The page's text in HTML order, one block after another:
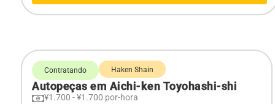
Contratando Haken Shain
Autopeças em Aichi-ken Toyohashi-shi
¥1.700 - ¥1.700 por-hora